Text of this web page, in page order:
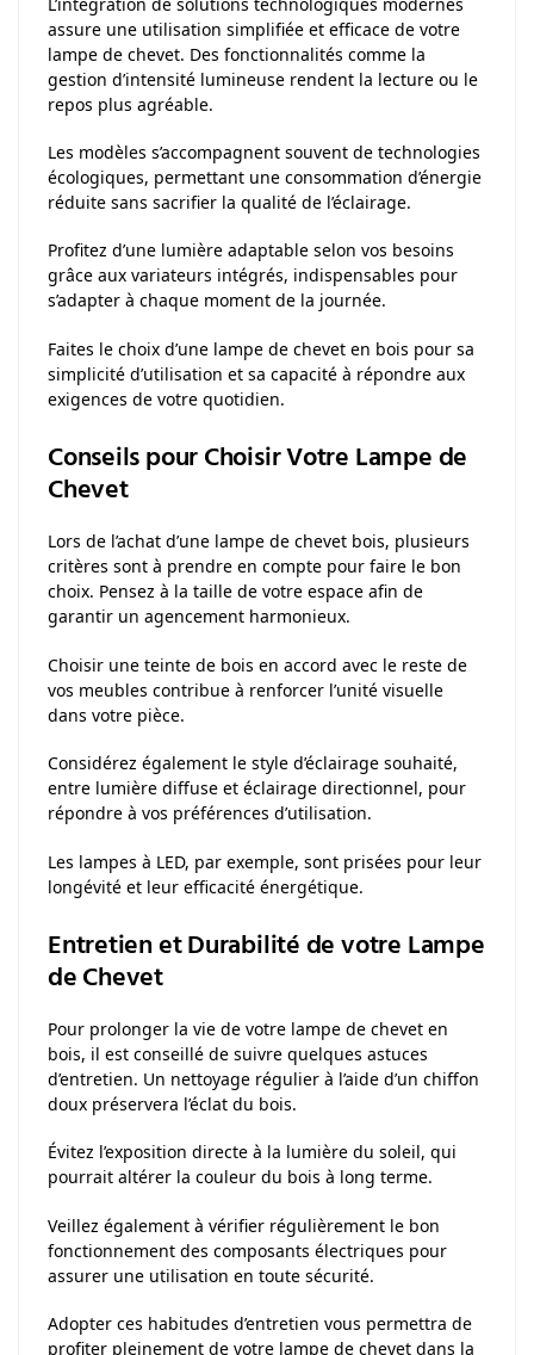
assure une utilisation simplifiée et efficace de votre
lampe de chevet. Des fonctionnalités comme la
gestion d’intensité lumineuse rendent la lecture ou le
repos plus agréable.
Les modèles s’accompagnent souvent de technologies
écologiques, permettant une consommation d’énergie
réduite sans sacrifier la qualité de l’éclairage.
Profitez d’une lumière adaptable selon vos besoins
grâce aux variateurs intégrés, indispensables pour
s’adapter à chaque moment de la journée.
Faites le choix d’une lampe de chevet en bois pour sa
simplicité d’utilisation et sa capacité à répondre aux
exigences de votre quotidien.
Conseils pour Choisir Votre Lampe de
Chevet
Lors de l’achat d’une lampe de chevet bois, plusieurs
critères sont à prendre en compte pour faire le bon
choix. Pensez à la taille de votre espace afin de
garantir un agencement harmonieux.
Choisir une teinte de bois en accord avec le reste de
vos meubles contribue à renforcer l’unité visuelle
dans votre pièce.
Considérez également le style d’éclairage souhaité,
entre lumière diffuse et éclairage directionnel, pour
répondre à vos préférences d’utilisation.
Les lampes à LED, par exemple, sont prisées pour leur
longévité et leur efficacité énergétique.
Entretien et Durabilité de votre Lampe
de Chevet
Pour prolonger la vie de votre lampe de chevet en
bois, il est conseillé de suivre quelques astuces
d’entretien. Un nettoyage régulier à l’aide d’un chiffon
doux préservera l’éclat du bois.
Évitez l’exposition directe à la lumière du soleil, qui
pourrait altérer la couleur du bois à long terme.
Veillez également à vérifier régulièrement le bon
fonctionnement des composants électriques pour
assurer une utilisation en toute sécurité.
Adopter ces habitudes d’entretien vous permettra de
profiter pleinement de votre lampe de chevet dans la